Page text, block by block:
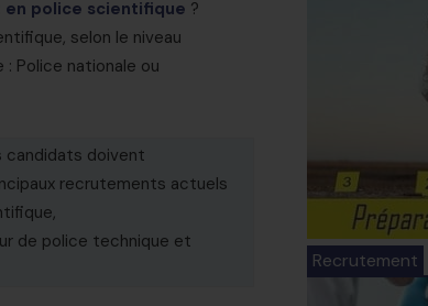
police scientifique ?
selon le niveau
Police nationale ou
candidats doivent
recrutements actuels
de police technique et
Recrutement